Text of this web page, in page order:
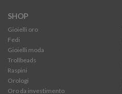
SHOP
Gioielli oro
Fedi
Gioielli moda
Trollbeads
Raspini
Orologi
Oro da investimento